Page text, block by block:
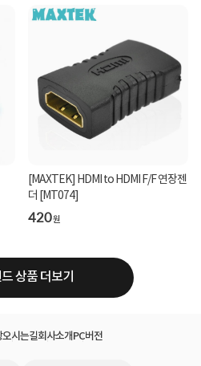
[MAXTEK] HDMI to HDMI F/F 연장젠
더 [MT074]
420원
상품 더보기
오시는길회사소개PC버전